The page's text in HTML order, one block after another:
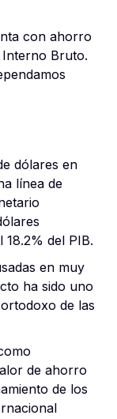
con ahorro
Bruto.
dólares en
línea de
del PIB.
en muy
ha sido uno
de las
de ahorro
de los